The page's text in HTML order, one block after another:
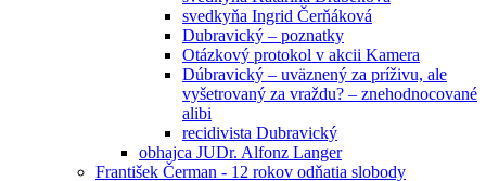
svedkyňa Ingrid Čerňáková
Dubravický – poznatky
Otázkový protokol v akcii Kamera
Dúbravický – uväznený za príživu, ale
vyšetrovaný za vraždu? – znehodnocované
alibi
recidivista Dubravický
obhajca JUDr. Alfonz Langer
František Čerman - 12 rokov odňatia slobody